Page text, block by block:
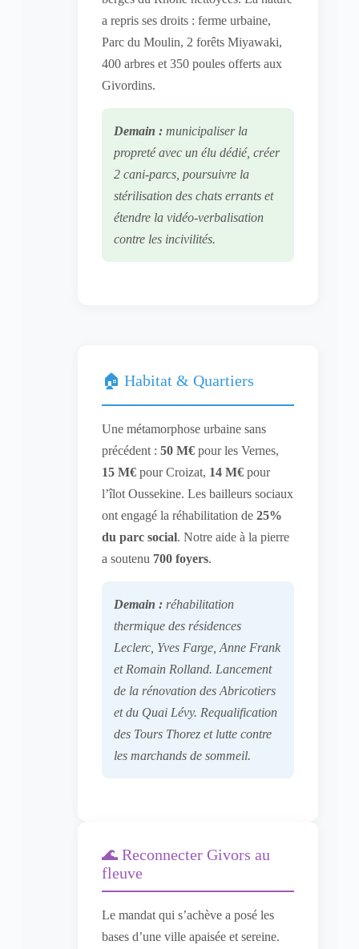
a repris ses droits : ferme urbaine,
Parc du Moulin, 2 forêts Miyawaki,
400 arbres et 350 poules offerts aux
Givordins.
Demain :municipaliser la
propreté avec un élu dédié, créer
2 cani-parcs, poursuivre la
stérilisation des chats errants et
étendre la vidéo-verbalisation
contre les incivilités.
🏠 Habitat & Quartiers
Une métamorphose urbaine sans
précédent : 50 M€pour les Vernes,
15 M€pour Croizat, 14 M€pour
l’îlot Oussekine. Les bailleurs sociaux
ont engagé la réhabilitation de 25%
du parc social. Notre aide à la pierre
a soutenu 700 foyers.
Demain :réhabilitation
thermique des résidences
Leclerc, Yves Farge, Anne Frank
et Romain Rolland. Lancement
de la rénovation des Abricotiers
et du Quai Lévy. Requalification
des Tours Thorez et lutte contre
les marchands de sommeil.
🌊 Reconnecter Givors au
fleuve
Le mandat qui s’achève a posé les
bases d’une ville apaisée et sereine.